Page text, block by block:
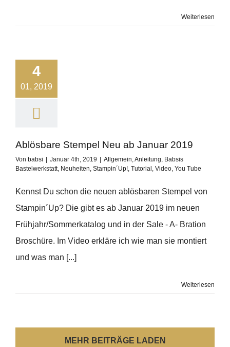
Weiterlesen
4
01, 2019
Ablösbare Stempel Neu ab Januar 2019
Von babsi Januar 4th, 2019 Allgemein,Anleitung, Babsis
Bastelwerkstatt, Neuheiten, Stampin´Up!, Tutorial , Video, You Tube
Kennst Du schon die neuen ablösbaren Stempel von
Stampin´Up? Die gibt es ab Januar 2019 im neuen
Frühjahr/Sommerkatalog und in der Sale - A- Bration
Broschüre. Im Video erkläre ich wie man sie montiert
und was man [...]
Weiterlesen
MEHR BEITRÄGE LADEN